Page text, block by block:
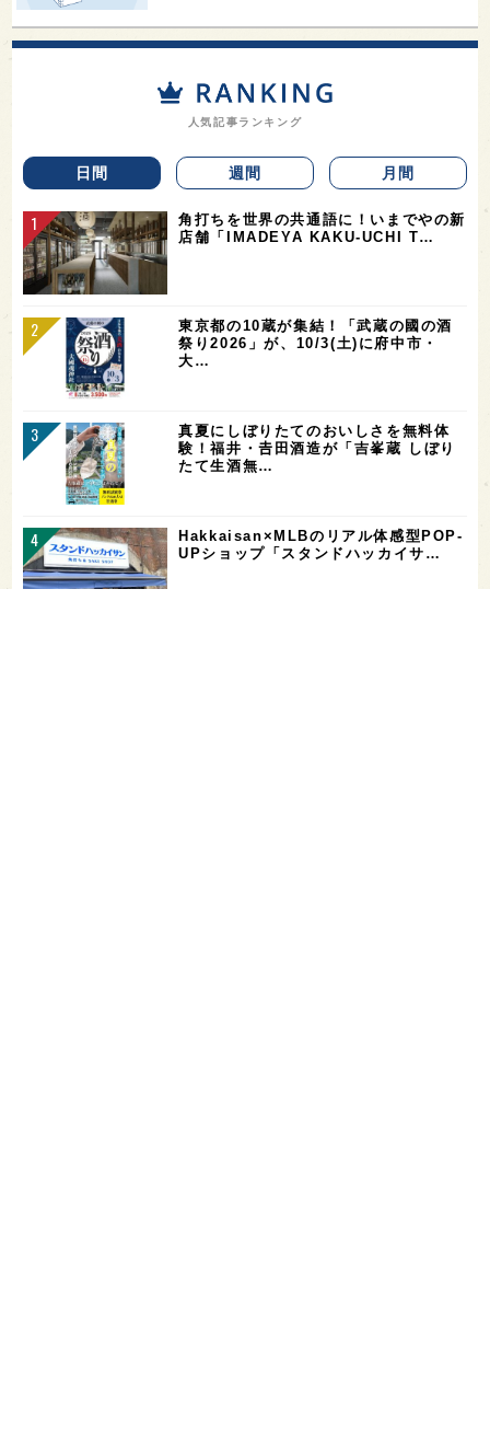
人気記事ランキング
日間 週間 月間
角打ちを世界の共通語に！いまでやの新
店舗「IMADEYA KAKU-UCHI T…
東京都の10蔵が集結！「武蔵の國の酒
祭り2026」が、10/3(土)に府中市・
大…
真夏にしぼりたてのおいしさを無料体
験！福井・𠮷田酒造が「吉峯蔵 しぼり
たて生酒無…
Hakkaisan×MLBのリアル体感型POP-
UPショップ「スタンドハッカイサ…